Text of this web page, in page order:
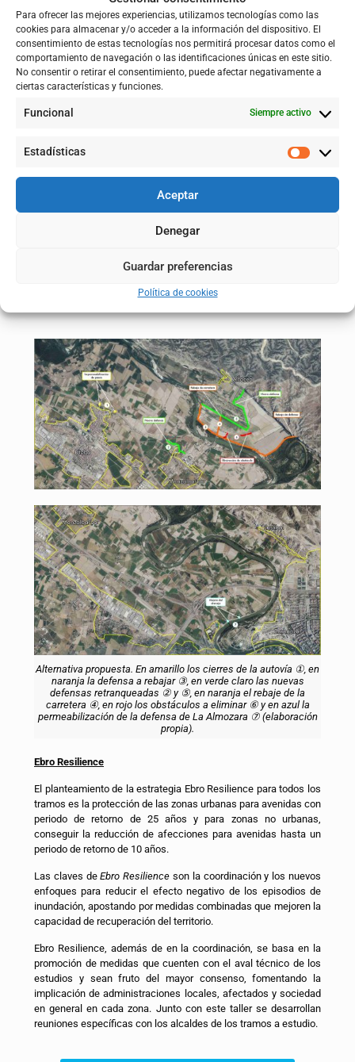
Para ofrecer las mejores experiencias, utilizamos tecnologías como las
cookies para almacenar y/o acceder a la información del dispositivo. El
consentimiento de estas tecnologías nos permitirá procesar datos como el
comportamiento de navegación o las identificaciones únicas en este sitio.
No consentir o retirar el consentimiento, puede afectar negativamente a
ciertas características y funciones.
Funcional Siempre activo
Estadísticas
Aceptar
Denegar
Guardar preferencias
Política de cookies
Monzalbarba:la elevación del agua que provoca la
defensa de la huerta de Alfocea incrementa las
afecciones a elementos vulnerables y el agua desbordada
en la margen derecha llega a las proximidades de la
población. Además de las actuaciones previstas aguas
proteger la zona urbana.
drenaje
Durante las crecidas, el agua del río Ebro que
defensa longitudinal
agua acumulada retorne al cauce. Esto provoca una
subida de nivel hasta que termina desbordando esta mota
La solución propuesta consiste en instalar
en la defensa actual que permitan evacuar el agua
Alternativa propuesta. En amarillo los cierres de la autovía ①, en
naranja la defensa a rebajar ③, en verde claro las nuevas
defensas retranqueadas ② y ⑤, en naranja el rebaje de la
carretera ④, en rojo los obstáculos a eliminar ⑥ y en azul la
permeabilización de la defensa de La Almozara ⑦ (elaboración
propia).
Ebro Resilience
El planteamiento de la estrategia Ebro Resilience para todos los
tramos es la protección de las zonas urbanas para avenidas con
periodo de retorno de 25 años y para zonas no urbanas,
conseguir la reducción de afecciones para avenidas hasta un
periodo de retorno de 10 años.
Las claves deEbro Resilience son la coordinación y los nuevos
enfoques para reducir el efecto negativo de los episodios de
inundación, apostando por medidas combinadas que mejoren la
capacidad de recuperación del territorio.
Ebro Resilience, además de en la coordinación, se basa en la
promoción de medidas que cuenten con el aval técnico de los
estudios y sean fruto del mayor consenso, fomentando la
implicación de administraciones locales, afectados y sociedad
en general en cada zona. Junto con este taller se desarrollan
reuniones específicas con los alcaldes de los tramos a estudio.